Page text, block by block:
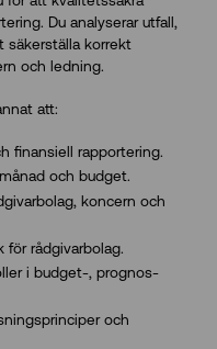
Du analyserar utfall,
säkerställa korrekt
och ledning.
att:
finansiell rapportering.
och budget.
koncern och
för rådgivarbolag.
i budget-, prognos-
och